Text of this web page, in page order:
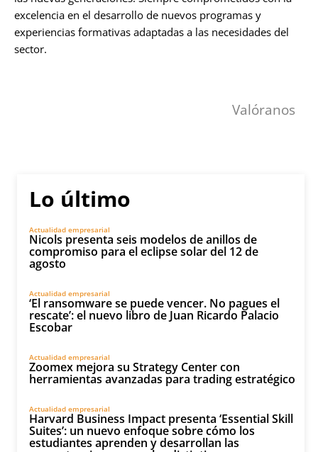
excelencia en el desarrollo de nuevos programas y
experiencias formativas adaptadas a las necesidades del
sector.
Valóranos
Lo último
Actualidad empresarial
Nicols presenta seis modelos de anillos de
compromiso para el eclipse solar del 12 de
agosto
Actualidad empresarial
‘El ransomware se puede vencer. No pagues el
rescate’: el nuevo libro de Juan Ricardo Palacio
Escobar
Actualidad empresarial
Zoomex mejora su Strategy Center con
herramientas avanzadas para trading estratégico
Actualidad empresarial
Harvard Business Impact presenta ‘Essential Skill
Suites’: un nuevo enfoque sobre cómo los
estudiantes aprenden y desarrollan las